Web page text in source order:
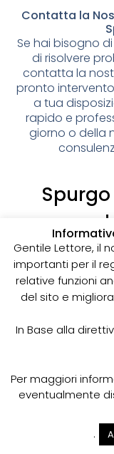
Contatta la
Se hai bisogno
di risolvere
contatta la
pronto
a tua
rapido e
giorno o della
Spurgo
I pozzi neri sono
per la
soprattutto in
sistema di
spurgo dei
e prevenire il
Come
Lo spurgo dei
specifiche, in
acque reflue e i
Cerca
Gentile Lettore, il
importanti per il
relative funzioni
del sito e
In Base alla
Per maggiori
eventualmente
.